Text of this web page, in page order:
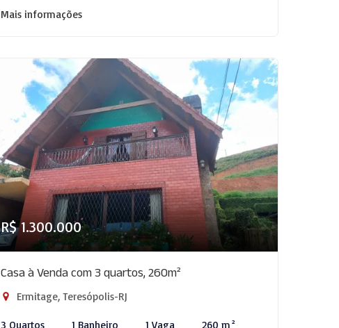
Mais informações
R$ 1.300.000
Casa à Venda com 3 quartos, 260m²
Ermitage, Teresópolis-RJ
3 Quartos 1 Banheiro 1 Vaga 260 m²